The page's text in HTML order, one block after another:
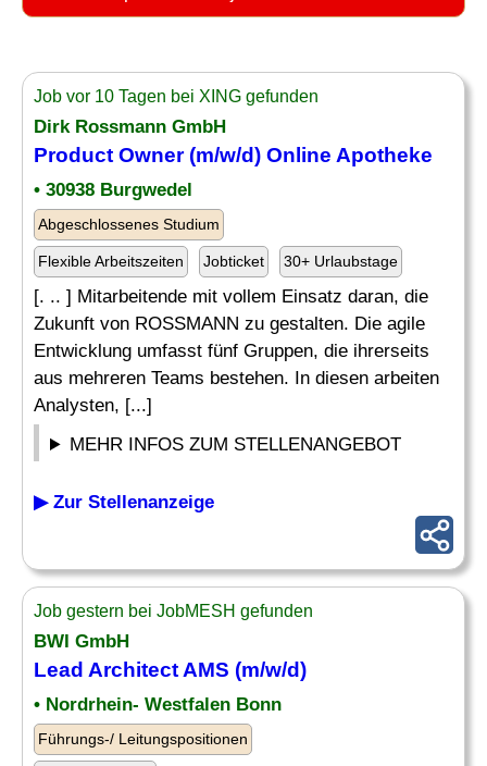
Job vor 10 Tagen bei XING gefunden
Dirk Rossmann GmbH
Product Owner (m/w/d) Online Apotheke
• 30938 Burgwedel
Abgeschlossenes Studium
Flexible Arbeitszeiten Jobticket 30+ Urlaubstage
[. .. ] Mitarbeitende mit vollem Einsatz daran, die
Zukunft von ROSSMANN zu gestalten. Die agile
Entwicklung umfasst fünf Gruppen, die ihrerseits
aus mehreren Teams bestehen. In diesen arbeiten
Analysten, [...]
MEHR INFOS ZUM STELLENANGEBOT
▶ Zur Stellenanzeige
Job gestern bei JobMESH gefunden
BWI GmbH
Lead Architect AMS (m/w/d)
• Nordrhein- Westfalen Bonn
Führungs-/ Leitungspositionen